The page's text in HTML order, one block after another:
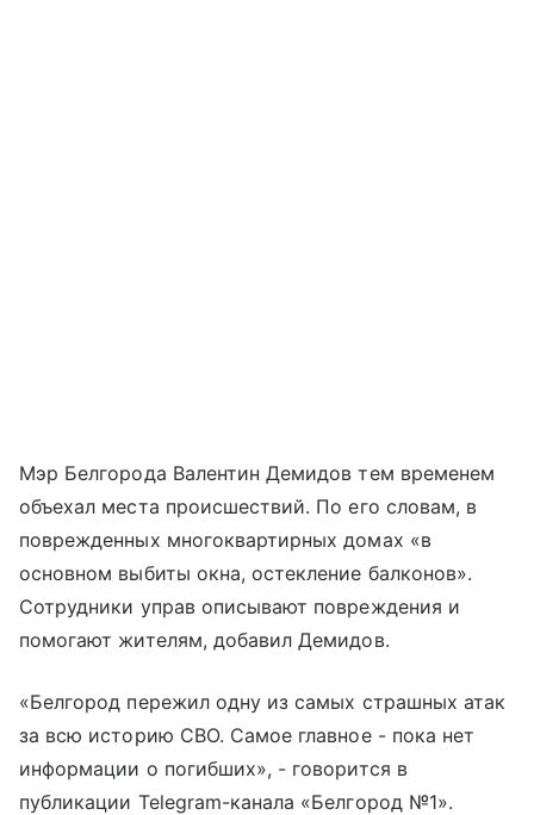
Мэр Белгорода Валентин Демидов тем временем
объехал места происшествий. По его словам, в
поврежденных многоквартирных домах «в
основном выбиты окна, остекление балконов».
Сотрудники управ описывают повреждения и
помогают жителям, добавил Демидов.
«Белгород пережил одну из самых страшных атак
за всю историю СВО. Самое главное - пока нет
информации о погибших», - говорится в
публикации Telegram-канала «Белгород №1».